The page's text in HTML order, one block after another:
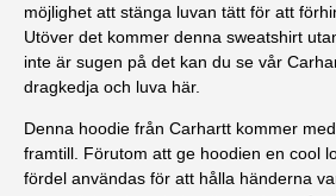
möjlighet att stänga luvan tätt för att
Utöver det kommer denna sweatshirt
inte är sugen på det kan du se vår
dragkedja och luva här.
Denna hoodie från Carhartt kommer
framtill. Förutom att ge hoodien en cool
fördel användas för att hålla händerna